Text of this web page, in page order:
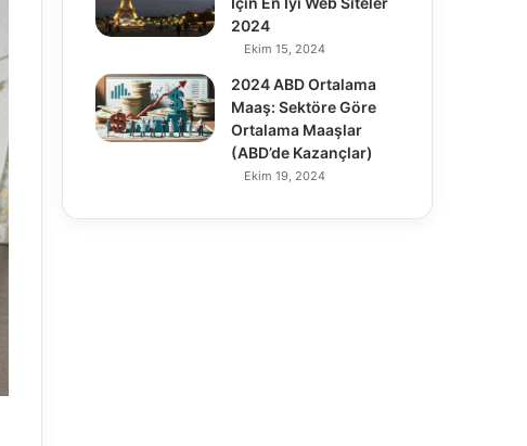
2024
Ekim 15, 2024
2024 ABD Ortalama
Maaş: Sektöre Göre
Ortalama Maaşlar
(ABD’de Kazançlar)
Ekim 19, 2024